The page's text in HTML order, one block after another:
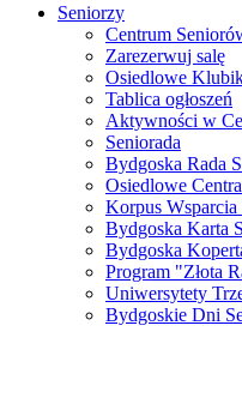
Seniorzy
Centrum
Zarezerwuj salę
Osiedlowe
Tablica ogłoszeń
Aktywności w
Seniorada
Bydgoska Rada
Osiedlowe
Korpus
Bydgoska Karta
Bydgoska
Program "Złota
Uniwersytety
Bydgoskie Dni